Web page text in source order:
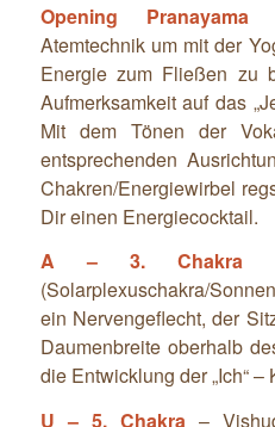
Opening Pranayama
Atemtechnik um mit der
Energie zum Fließen zu
Aufmerksamkeit auf das
Mit dem Tönen der
entsprechenden
Chakren/Energiewirbel
Dir einen Energiecocktail.
A – 3. Chakra
(Solarplexuschakra/
ein Nervengeflecht, der
Daumenbreite oberhalb
die Entwicklung der „Ich“ –
U – 5. Chakra–